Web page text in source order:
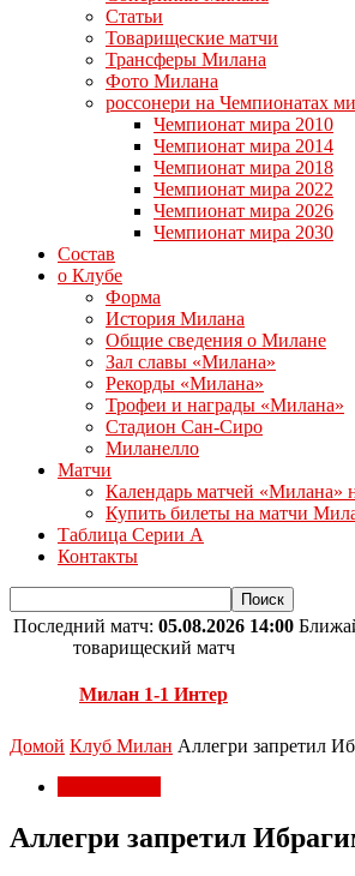
Статьи
Товарищеские матчи
Трансферы Милана
Фото Милана
россонери на Чемпионатах
Чемпионат мира 2010
Чемпионат мира 2014
Чемпионат мира 2018
Чемпионат мира 2022
Чемпионат мира 2026
Чемпионат мира 2030
Состав
о Клубе
Форма
История Милана
Общие сведения о Милане
Зал славы «Милана»
Рекорды «Милана»
Трофеи и награды «Милана»
Стадион Сан-Сиро
Миланелло
Матчи
Календарь матчей «Милана»
Купить билеты на матчи
Таблица Серии А
Контакты
Последний матч: 05.08.2026 14:00
товарищеский матч
Милан 1-1 Интер
Домой Клуб Милан Аллегри запретил
Аллегри запретил